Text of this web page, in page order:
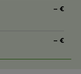
– €
– €